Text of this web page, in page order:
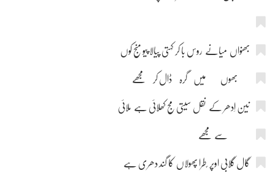
بھنواں میانے روس با کر کہتی پیالا پیو منج کوں
بھوں میں گرہ ڈال کر مجھے
نین اِدھر کے نقل سیتی مج کھلائی ہے ملائی
سے مجھے
گال گلابی اوپر ّطرا پھولاں کا گند دھری ہے